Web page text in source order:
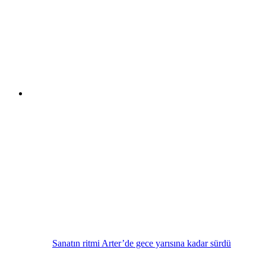
Sanatın ritmi Arter’de gece yarısına kadar sürdü